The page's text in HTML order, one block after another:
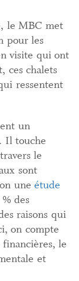
le MBC met
pour les
visite qui ont
ces chalets
ressentent
un
Il touche
le
sont
une étude
des
raisons qui
on compte
le
et